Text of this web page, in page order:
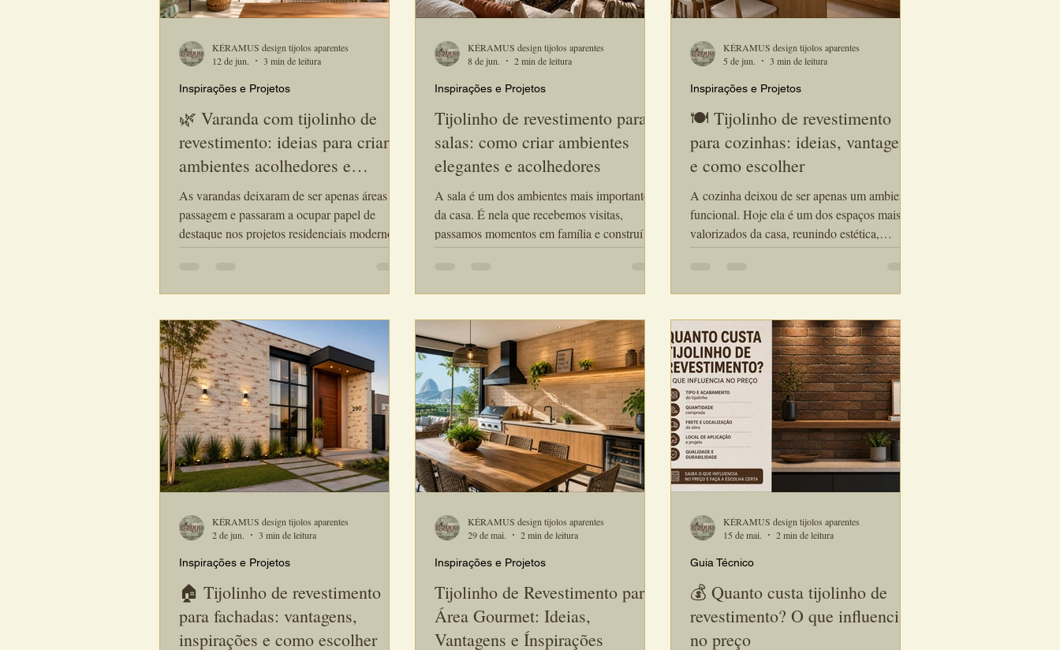
🌿 Varanda com tijolinho de
revestimento: ideias para criar
ambientes acolhedores e
sofisticados
As varandas deixaram de ser apenas áreas de
passagem e passaram a ocupar papel de
destaque nos projetos residenciais modernos.
Hoje elas são utilizadas para relaxar, receber
ampliar a integração entre os ambientes
tijolinho de revestimento tornou-se uma das
soluções mais procuradas por arquitetos e
designers para criar varandas elegantes,
acolhedoras e atemporais.
Inspirações e Projetos
KÉRAMUS design tijolos aparentes
12 de jun.
3 min de leitura
Tijolinho de revestimento para
salas: como criar ambientes
elegantes e acolhedores
A sala é um dos ambientes mais importantes
da casa. É nela que recebemos visitas,
passamos momentos em família e construímos
grande parte da identidade visual do imóvel.
utilizam o tijolinho de revestimento para salas
Além de criar uma atmosfera acolhedora, os
tijolinhos artesanais proporcionam textura,
personalidade e um visual que permanece
atual por muitos anos.
Inspirações e Projetos
KÉRAMUS design tijolos aparentes
8 de jun.
2 min de leitura
🍽️ Tijolinho de revestimento
para cozinhas: ideias, vantagens
e como escolher
A cozinha deixou de ser apenas um ambiente
funcional. Hoje ela é um dos espaços mais
valorizados da casa, reunindo estética,
conforto e convivência. Por isso, o tijolinho de
escolhas preferidas de arquitetos e designers
perfeitamente com projetos modernos,
rústicos, industriais e contemporâneos. Além
da beleza, o tijolinho cria ambientes
acolhedores e cheios de personalidade,
valorizand
Inspirações e Projetos
KÉRAMUS design tijolos aparentes
5 de jun.
3 min de leitura
🏠 Tijolinho de revestimento
para fachadas: vantagens,
inspirações e como escolher
Inspirações e Projetos
KÉRAMUS design tijolos aparentes
2 de jun.
3 min de leitura
Tijolinho de Revestimento para
Área Gourmet: Ideias,
Vantagens e Ínspirações
Inspirações e Projetos
KÉRAMUS design tijolos aparentes
29 de mai.
2 min de leitura
💰 Quanto custa tijolinho de
revestimento? O que influencia
no preço
Guia Técnico
KÉRAMUS design tijolos aparentes
15 de mai.
2 min de leitura